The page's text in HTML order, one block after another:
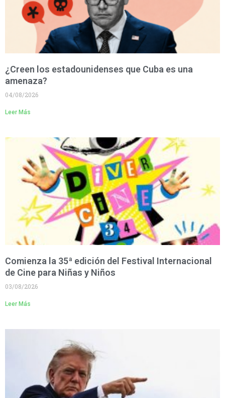
¿Creen los estadounidenses que Cuba es una
amenaza?
04/08/2026
Leer Más
Comienza la 35ª edición del Festival Internacional
de Cine para Niñas y Niños
03/08/2026
Leer Más